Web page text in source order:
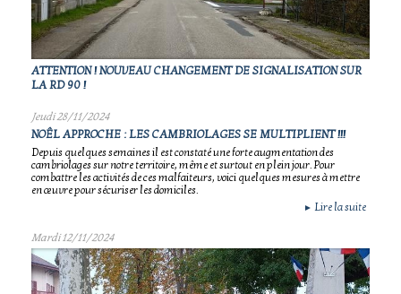
ATTENTION ! NOUVEAU CHANGEMENT DE SIGNALISATION SUR
LA RD 90 !
Jeudi 28/11/2024
NOÊL APPROCHE : LES CAMBRIOLAGES SE MULTIPLIENT !!!
Depuis quelques semaines il est constaté une forte augmentation des
cambriolages sur notre territoire, même et surtout en plein jour. Pour
combattre les activités de ces malfaiteurs, voici quelques mesures à mettre
en œuvre pour sécuriser les domiciles.
► Lire la suite
Mardi 12/11/2024